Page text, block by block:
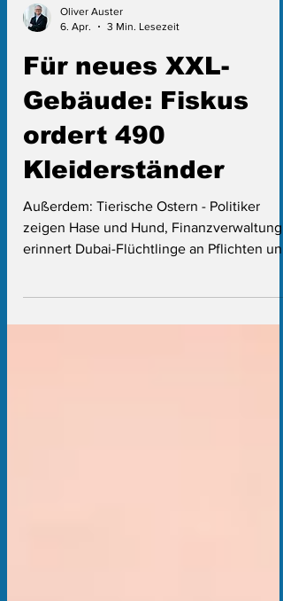
Oliver Auster
6. Apr.
3 Min. Lesezeit
Für neues XXL-
Gebäude: Fiskus
ordert 490
Kleiderständer
Außerdem: Tierische Ostern - Politiker
erinnert Dubai-Flüchtlinge an Pflichten und